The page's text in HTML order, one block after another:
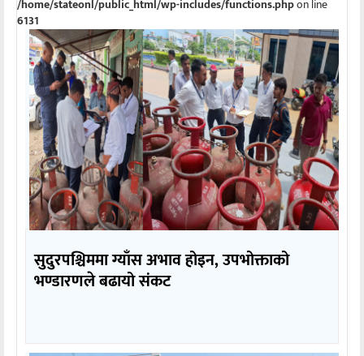
/home/stateonl/public_html/wp-includes/functions.phpon line
6131
सुदुरपश्चिममा ग्याँस अभाव होइन, उपभोक्ताको
भण्डारणले बढायो संकट